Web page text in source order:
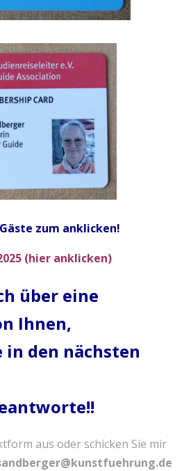
zum anklicken!
(hier anklicken)
über eine
Ihnen,
in den nächsten
aus oder schicken Sie mir